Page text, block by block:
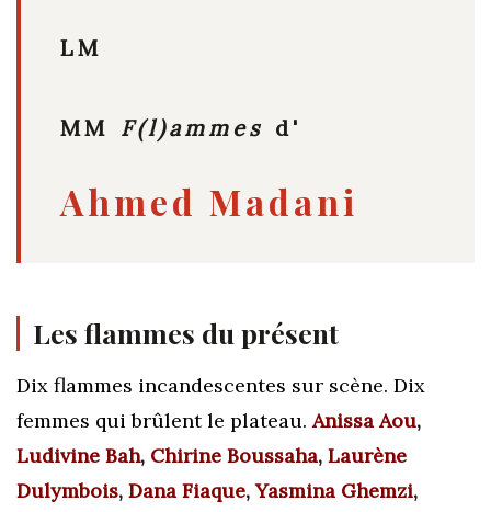
LM
MM F(l)ammes d'
Ahmed Madani
Les flammes du présent
Dix flammes incandescentes sur scène. Dix
femmes qui brûlent le plateau. Anissa Aou,
Ludivine Bah, Chirine Boussaha, Laurène
Dulymbois, Dana Fiaque,Yasmina Ghemzi,